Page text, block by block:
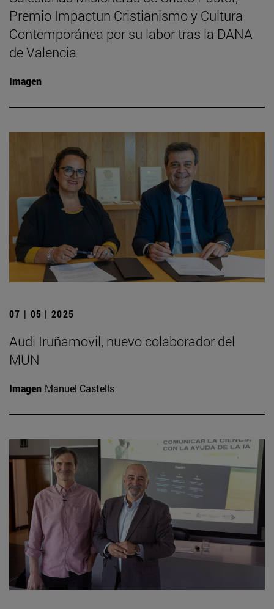
Premio Impactun Cristianismo y Cultura
Contemporánea por su labor tras la DANA
de Valencia
Imagen
07 | 05 | 2025
Audi Iruñamovil, nuevo colaborador del
MUN
Imagen Manuel Castells